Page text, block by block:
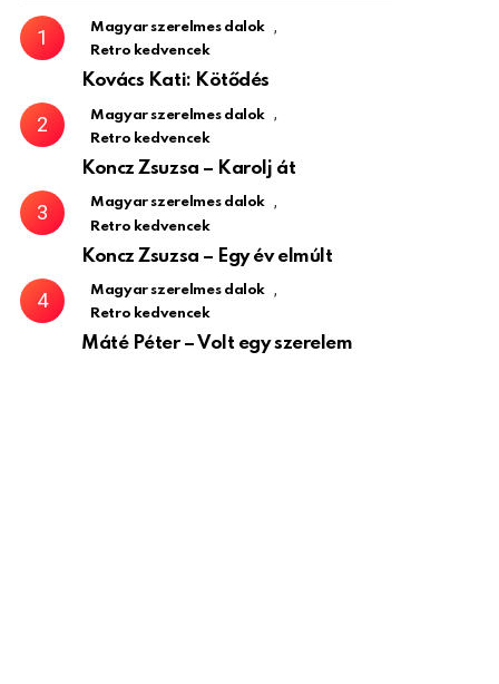
Magyar szerelmes dalok ,
Retro kedvencek
Kovács Kati: Kötődés
Magyar szerelmes dalok ,
Retro kedvencek
Koncz Zsuzsa – Karolj át
Magyar szerelmes dalok ,
Retro kedvencek
Koncz Zsuzsa – Egy év elmúlt
Magyar szerelmes dalok ,
Retro kedvencek
Máté Péter – Volt egy szerelem